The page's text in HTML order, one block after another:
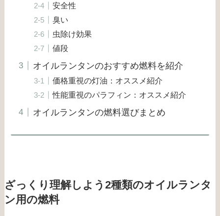
安全性
臭い
虫除け効果
値段
オイルランタンのおすすめ燃料を紹介
価格重視の灯油：オススメ紹介
性能重視のパラフィン：オススメ紹介
オイルランタンの燃料選びまとめ
ざっくり理解しよう2種類のオイルランタ
ン用の燃料